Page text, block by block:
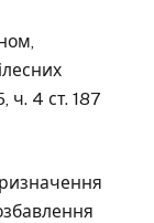
ч. 4 ст. 187